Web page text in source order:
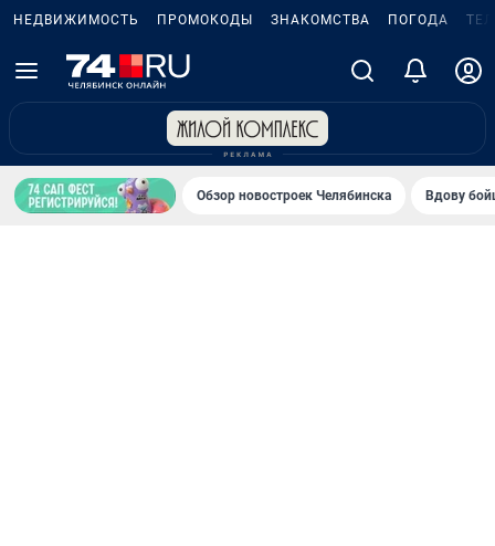
НЕДВИЖИМОСТЬ ПРОМОКОДЫ ЗНАКОМСТВА ПОГОДА
Обзор новостроек Челябинска Вдову